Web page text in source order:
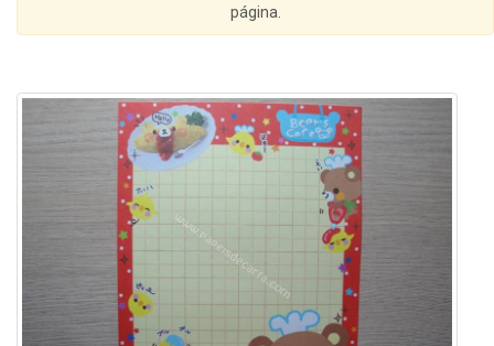
página.